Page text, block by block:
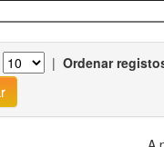
| Ordenar